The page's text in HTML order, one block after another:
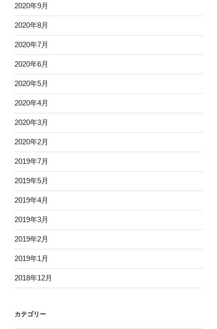
2020年9月
2020年8月
2020年7月
2020年6月
2020年5月
2020年4月
2020年3月
2020年2月
2019年7月
2019年5月
2019年4月
2019年3月
2019年2月
2019年1月
2018年12月
カテゴリー